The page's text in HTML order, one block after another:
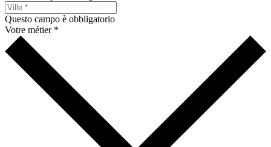
Questo campo è obbligatorio
Votre métier *